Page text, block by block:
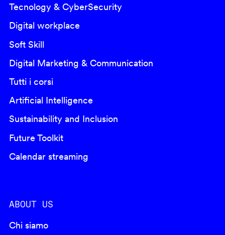
Tecnology & CyberSecurity
Digital workplace
Soft Skill
Digital Marketing & Communication
Tutti i corsi
Artificial Intelligence
Sustainability and Inclusion
Future Toolkit
Calendar streaming
ABOUT US
Chi siamo